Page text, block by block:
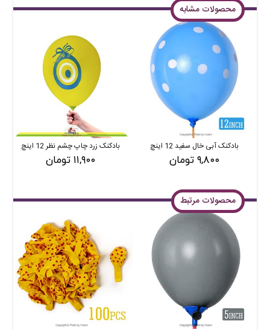
محصولات مشابه
بادکنک آبی خال سفید 12 اینچ
۹,۸۰۰ تومان
بادکنک زرد چاپ چشم نظر 12 اینچ
۱۱,۹۰۰ تومان
محصولات مرتبط